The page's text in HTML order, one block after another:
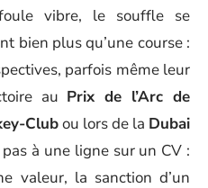
vibre, le souffle se
bien plus qu’une course :
parfois même leur
au Prix de l’Arc de
Clubou lors de la Dubai
à une ligne sur un CV :
valeur, la sanction d’un